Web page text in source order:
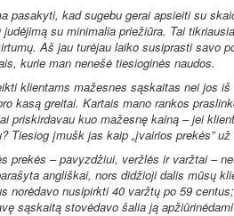
kad sugebu gerai apsieiti su
su minimalia priežiūra. Tai
Aš jau turėjau laiko susiprasti savo
kurie man nenešė tiesioginės naudos.
klientams mažesnes sąskaitas nei jos iš
kasą greitai. Kartais mano rankos
priskirdavau kuo mažesnę kainą – jei
Tiesiog įmušk jas kaip „įvairios prekės”
– pavyzdžiui, veržlės ir varžtai –
angliškai, nors didžioji dalis mūsų
norėdavo nusipirkti 40 varžtų po 59
sąskaitą stovėdavo šalia ją